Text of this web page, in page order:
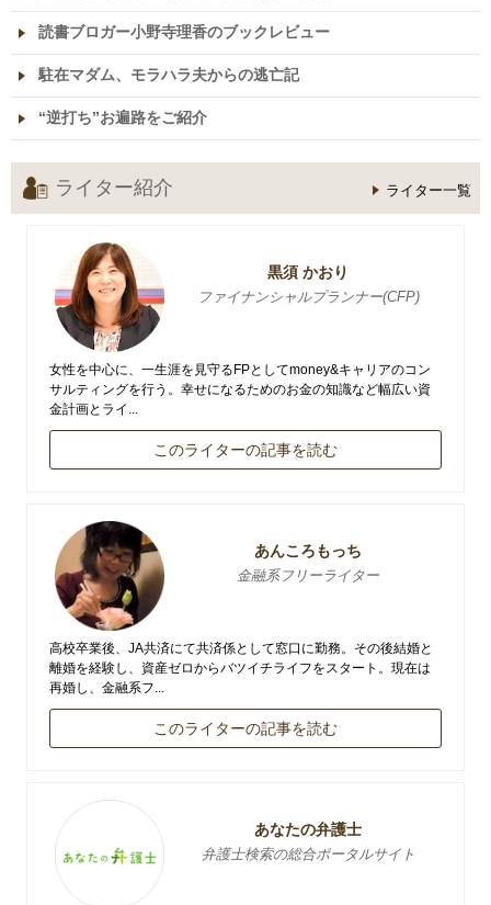
読書ブロガー小野寺理香のブックレビュー
駐在マダム、モラハラ夫からの逃亡記
“逆打ち”お遍路をご紹介
ライター紹介 ライター一覧
黒須 かおり
ファイナンシャルプランナー(CFP)
女性を中心に、一生涯を見守るFPとしてmoney&キャリアのコン
サルティングを行う。幸せになるためのお金の知識など幅広い資
金計画とライ...
このライターの記事を読む
あんころもっち
金融系フリーライター
高校卒業後、JA共済にて共済係として窓口に勤務。その後結婚と
離婚を経験し、資産ゼロからバツイチライフをスタート。現在は
再婚し、金融系フ...
このライターの記事を読む
あなたの弁護士
弁護士検索の総合ポータルサイト